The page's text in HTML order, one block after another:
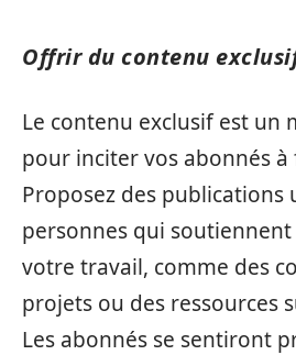
Offrir du contenu
Le contenu exclusif est un
pour inciter vos abonnés à
Proposez des publications
personnes qui
votre travail, comme des
projets ou des ressources
Les abonnés se sentiront